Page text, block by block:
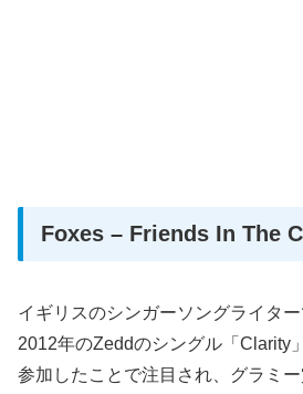
Foxes – Friends In The
イギリスのシンガーソングライタ
2012年のZeddのシングル「Clarity
参加したことで注目され、グラミ